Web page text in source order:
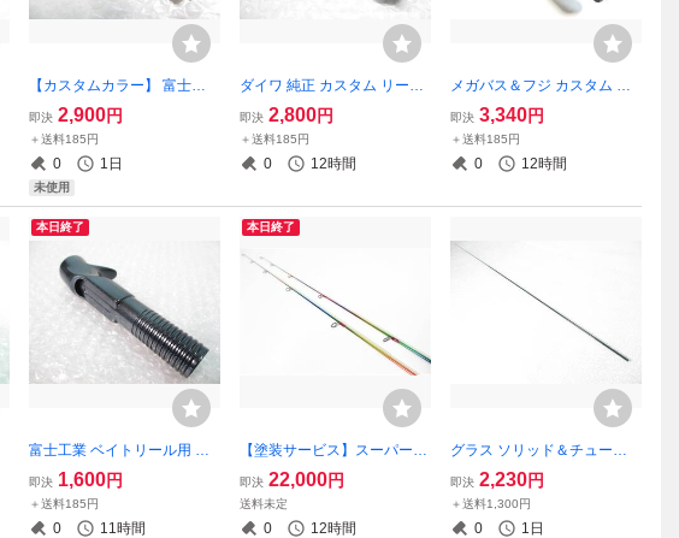
【カスタムカラー】 富士工
業 ベイトリール 用 リールシ
ート ACS ブランクタッチ
【パイプ内径15㎜】
即決 2,900円
＋送料185円
0 1日
未使用
ダイワ 純正 カスタム リール
シート スピニング用 DAIWA
（ロッドビルド 改造 リール
シート交換 カスタム パーツ
アクセサリー
即決 2,800円
＋送料185円
0 12時間
メガバス＆フジ カスタム ク
ロームメッキカラー ベイト
リール用 リールシート ECS
SD16 ブランクタッチ （ロッ
ドビルド 改造 カスタム
即決 3,340円
＋送料185円
0 12時間
本日終了
富士工業 ベイトリール用 リ
ールシート SD17 塗装済み
中古 フジ （改造 カスタム 修
理修復 リールシート交換 ロ
即決 1,600円
＋送料185円
0 11時間
本日終了
【塗装サービス】スーパーレ
インボーカラー（ ワールド
シャウラ リミテッド カラー
即決 22,000円
送料未定
0 12時間
グラス ソリッド＆チューブ
ラー 穂先 トラウト ルアー の
べ竿 万能【ULパワー】87.3
㎝
即決 2,230円
＋送料1,300円
0 1日